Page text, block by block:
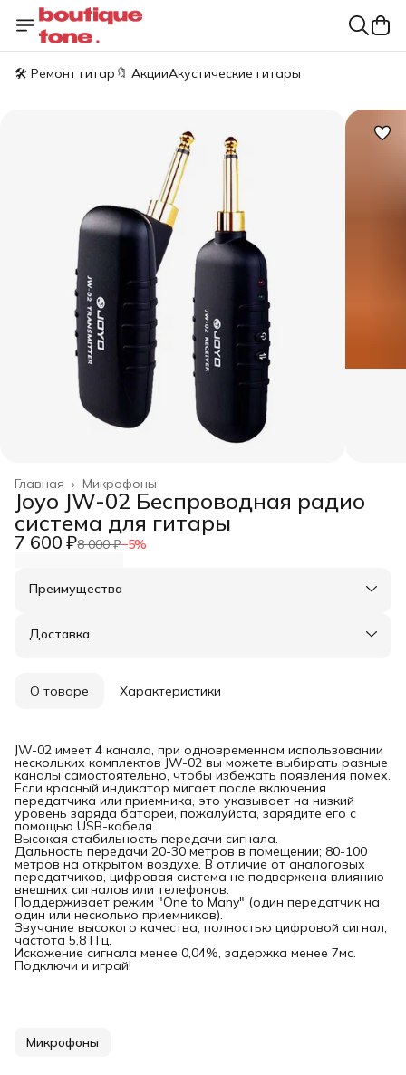
🛠️ Ремонт гитар 🔖 АкцииАкустические гитары
Микрофоны
Главная ›
Joyo JW-02 Беспроводная радио
система для гитары
7 600 ₽8 000 ₽−5%
Преимущества
Оплата частями в Сплит
Удобный возврат
Доставка
О товаре Характеристики
JW-02 имеет 4 канала, при одновременном использовании
нескольких комплектов JW-02 вы можете выбирать разные
каналы самостоятельно, чтобы избежать появления помех.
Если красный индикатор мигает после включения
передатчика или приемника, это указывает на низкий
уровень заряда батареи, пожалуйста, зарядите его с
помощью USB-кабеля.
Высокая стабильность передачи сигнала.
Дальность передачи 20-30 метров в помещении; 80-100
метров на открытом воздухе. В отличие от аналоговых
передатчиков, цифровая система не подвержена влиянию
внешних сигналов или телефонов.
Поддерживает режим "One to Many" (один передатчик на
один или несколько приемников).
Звучание высокого качества, полностью цифровой сигнал,
частота 5,8 ГГц.
Искажение сигнала менее 0,04%, задержка менее 7мс.
Подключи и играй!
Микрофоны